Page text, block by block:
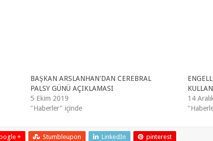
BAŞKAN ARSLANHAN'DAN CEREBRAL
PALSY GÜNÜ AÇIKLAMASI
5 Ekim 2019
"Haberler" içinde
14
+ Stumbleupon LinkedIn pinterest